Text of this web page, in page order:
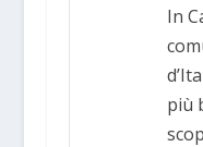
In
più